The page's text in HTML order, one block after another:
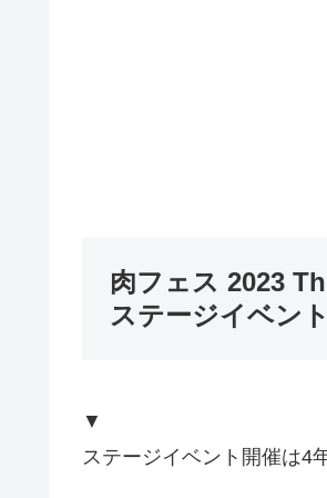
肉フェス 2023
ステージイベン
▼
ステージイベント開催は4